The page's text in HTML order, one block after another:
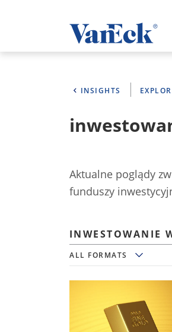
INSIGHTS
Aktualne poglądy
funduszy
INWESTOWANIE
All Formats
ALL FORMATS